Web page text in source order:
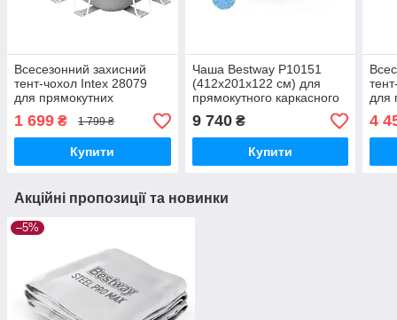
Всесезонний захисний
тент-чохол Intex 28079
для прямокутних
каркасних басейнів
400х200 см
1 699 ₴ 1 799 ₴
Купити
Чаша Bestway P10151
(412х201х122 см) для
прямокутного каркасного
басейна Steel Pro MAX
9 740₴
Купити
для
4
Акційні пропозиції та новинки
–5%